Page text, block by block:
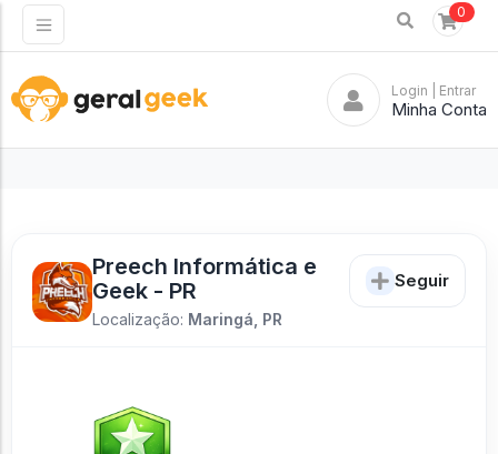
0
Login | Entrar
Minha Conta
Preech Informática e
Geek - PR
Localização: Maringá, PR
Seguir